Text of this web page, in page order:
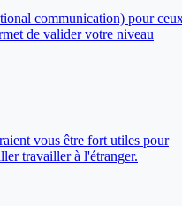
communication) pour
de valider votre niveau
vous être fort utiles pour
travailler à l'étranger.